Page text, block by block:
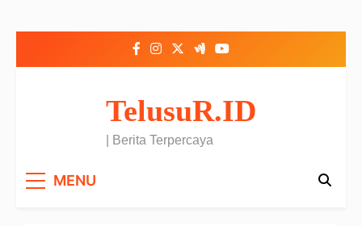
TelusuR.ID
| Berita Terpercaya
MENU